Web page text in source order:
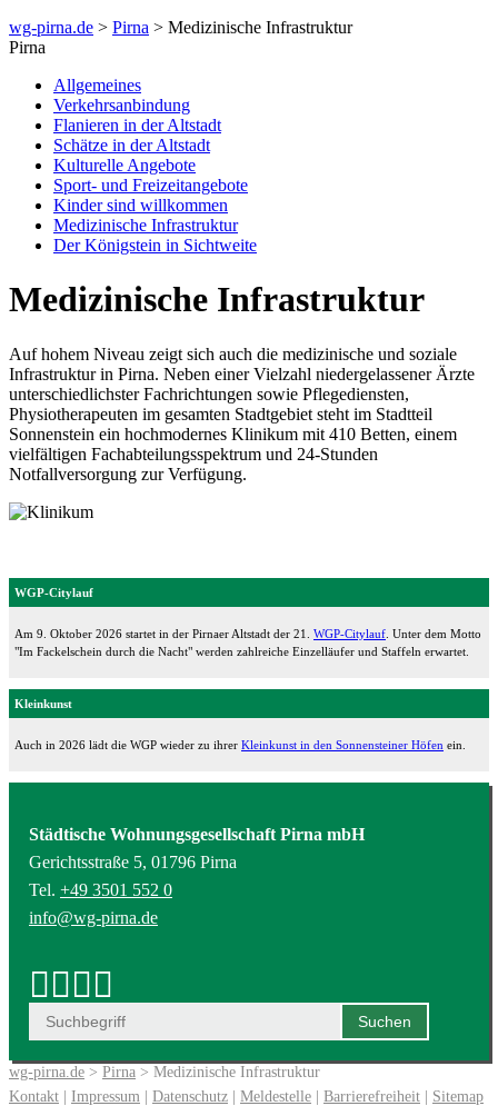
wg-pirna.de > Pirna > Medizinische Infrastruktur
Pirna
Allgemeines
Verkehrsanbindung
Flanieren in der Altstadt
Schätze in der Altstadt
Kulturelle Angebote
Sport- und Freizeitangebote
Kinder sind willkommen
Medizinische Infrastruktur
Der Königstein in Sichtweite
Medizinische Infrastruktur
Auf hohem Niveau zeigt sich auch die medizinische und soziale
Infrastruktur in Pirna. Neben einer Vielzahl niedergelassener Ärzte
unterschiedlichster Fachrichtungen sowie Pflegediensten,
Physiotherapeuten im gesamten Stadtgebiet steht im Stadtteil
Sonnenstein ein hochmodernes Klinikum mit 410 Betten, einem
vielfältigen Fachabteilungsspektrum und 24-Stunden
Notfallversorgung zur Verfügung.
WGP-Citylauf
Am 9. Oktober 2026 startet in der Pirnaer Altstadt der 21. WGP-Citylauf . Unter dem Motto
"Im Fackelschein durch die Nacht" werden zahlreiche Einzelläufer und Staffeln erwartet.
Kleinkunst
Auch in 2026 lädt die WGP wieder zu ihrer Kleinkunst in den Sonnensteiner Höfen ein.
Städtische Wohnungsgesellschaft Pirna mbH
Gerichtsstraße 5, 01796 Pirna
Tel. +49 3501 552 0
info@wg-pirna.de
wg-pirna.de > Pirna > Medizinische Infrastruktur
Kontakt | Impressum | Datenschutz | Meldestelle | Barrierefreiheit | Sitemap